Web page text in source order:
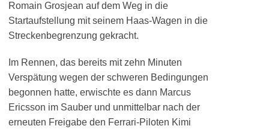
Romain Grosjean auf dem Weg in die
Startaufstellung mit seinem Haas-Wagen in die
Streckenbegrenzung gekracht.
Im Rennen, das bereits mit zehn Minuten
Verspätung wegen der schweren Bedingungen
begonnen hatte, erwischte es dann Marcus
Ericsson im Sauber und unmittelbar nach der
erneuten Freigabe den Ferrari-Piloten Kimi